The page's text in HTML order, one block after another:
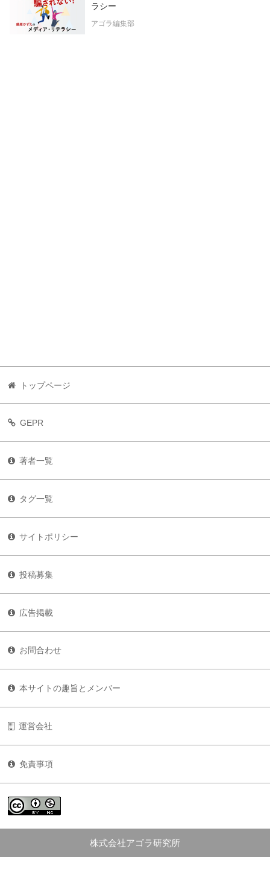
ラシー
アゴラ編集部
トップページ
GEPR
著者一覧
タグ一覧
サイトポリシー
投稿募集
広告掲載
お問合わせ
本サイトの趣旨とメンバー
運営会社
免責事項
株式会社アゴラ研究所